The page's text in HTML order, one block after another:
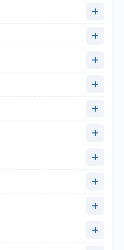
(27)
(10)
(16)
(8)
(22)
(20)
(6)
(8)
(20)
(12)
(18)
(6)
(18)
(14)
(5)
(5)
(24)
(11)
(12)
(6)
(21)
(13)
(8)
(11)
(21)
(12)
(9)
(2)
(11)
(10)
(3)
(16)
(5)
(9)
(6)
(9)
(4)
(13)
(4)
(8)
(4)
(9)
(26)
(12)
(16)
(10)
(20)
(16)
(7)
(17)
(6)
(4)
(19)
(4)